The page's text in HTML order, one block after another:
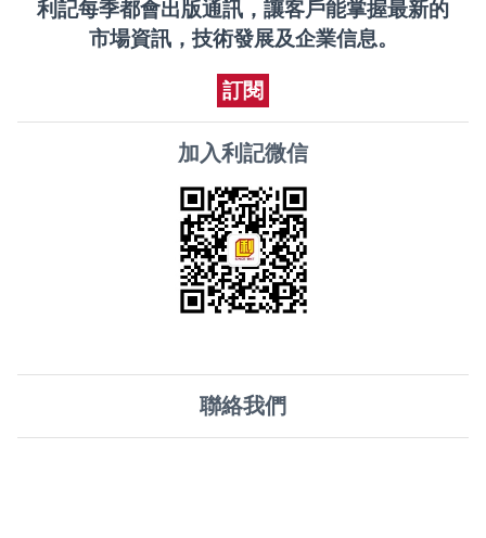
利記每季都會出版通訊，讓客戶能掌握最新的
市場資訊，技術發展及企業信息。
訂閱
加入利記微信
聯絡我們